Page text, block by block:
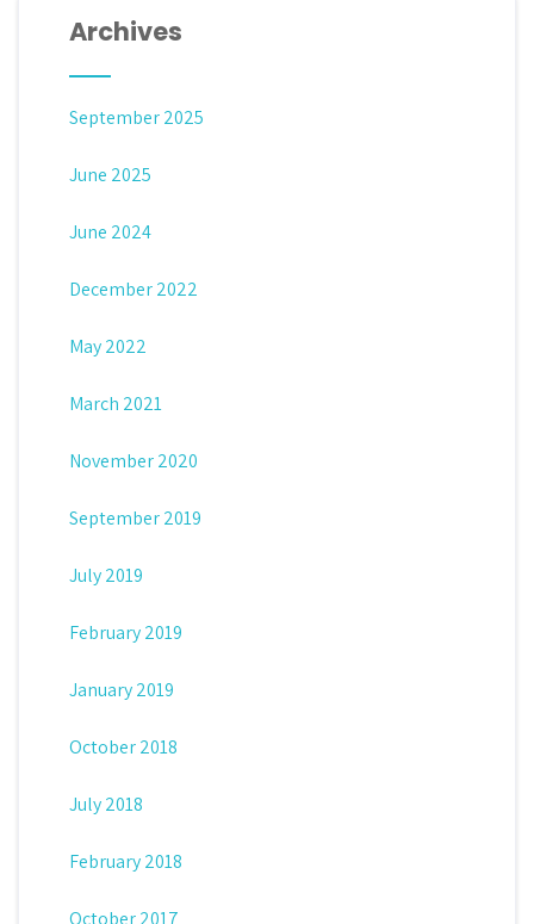
Archives
September 2025
June 2025
June 2024
December 2022
May 2022
March 2021
November 2020
September 2019
July 2019
February 2019
January 2019
October 2018
July 2018
February 2018